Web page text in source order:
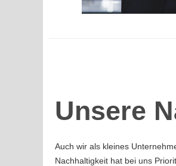
Unsere
Auch wir als kleines
Nachhaltigkeit hat bei uns